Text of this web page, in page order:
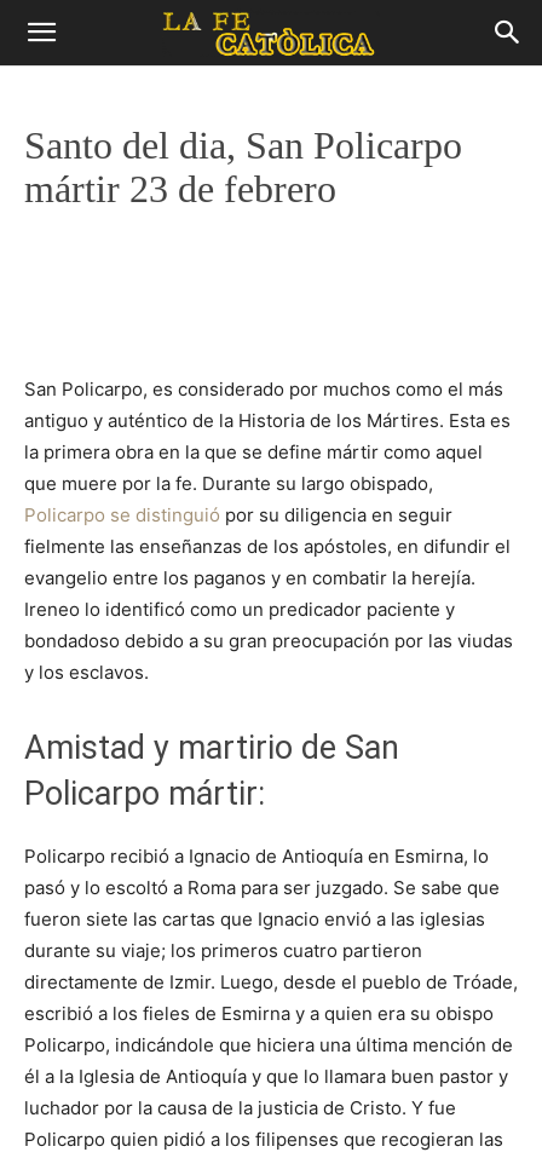
Santo del dia, San Policarpo
mártir 23 de febrero
San Policarpo, es considerado por muchos como el más
antiguo y auténtico de la Historia de los Mártires. Esta es
la primera obra en la que se define mártir como aquel
que muere por la fe. Durante su largo obispado,
Policarpo se distinguió por su diligencia en seguir
fielmente las enseñanzas de los apóstoles, en difundir el
evangelio entre los paganos y en combatir la herejía.
Ireneo lo identificó como un predicador paciente y
bondadoso debido a su gran preocupación por las viudas
y los esclavos.
Amistad y martirio de San
Policarpo mártir:
Policarpo recibió a Ignacio de Antioquía en Esmirna, lo
pasó y lo escoltó a Roma para ser juzgado. Se sabe que
fueron siete las cartas que Ignacio envió a las iglesias
durante su viaje; los primeros cuatro partieron
directamente de Izmir. Luego, desde el pueblo de Tróade,
escribió a los fieles de Esmirna y a quien era su obispo
Policarpo, indicándole que hiciera una última mención de
él a la Iglesia de Antioquía y que lo llamara buen pastor y
luchador por la causa de la justicia de Cristo. Y fue
Policarpo quien pidió a los filipenses que recogieran las